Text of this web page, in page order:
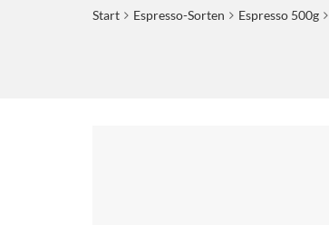
Start Espresso-Sorten Espresso 500g